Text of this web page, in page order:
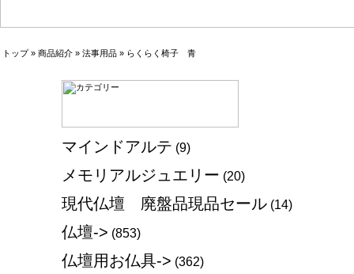
トップ» 商品紹介 » 法事用品 » らくらく椅子 青
マインドアルテ (9)
メモリアルジュエリー (20)
現代仏壇 廃盤品現品セール (14)
仏壇-> (853)
仏壇用お仏具-> (362)